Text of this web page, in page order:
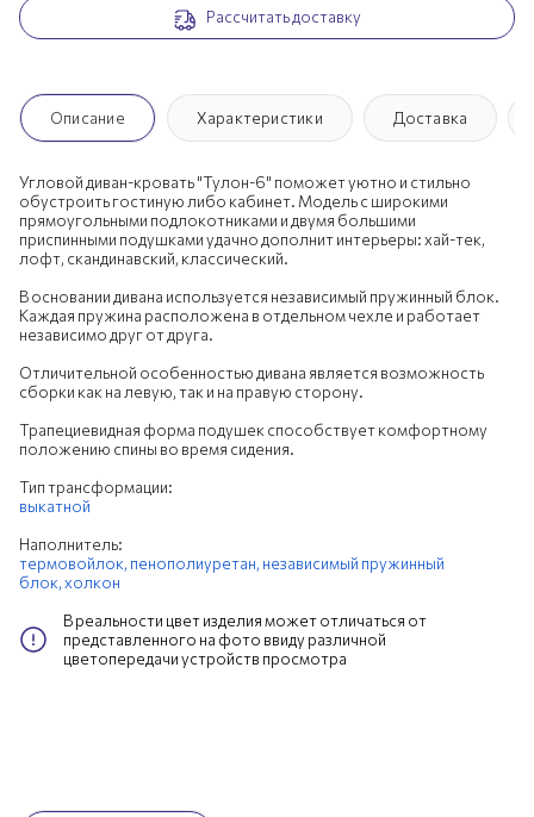
Рассчитать доставку
Описание Характеристики Доставка
Угловой диван-кровать "Тулон-6" поможет уютно и стильно
обустроить гостиную либо кабинет. Модель с широкими
прямоугольными подлокотниками и двумя большими
приспинными подушками удачно дополнит интерьеры: хай-тек,
лофт, скандинавский, классический.
В основании дивана используется независимый пружинный блок.
Каждая пружина расположена в отдельном чехле и работает
независимо друг от друга.
Отличительной особенностью дивана является возможность
сборки как на левую, так и на правую сторону.
Трапециевидная форма подушек способствует комфортному
положению спины во время сидения.
Тип трансформации:
выкатной
Наполнитель:
термовойлок, пенополиуретан, независимый пружинный
блок,холкон
В реальности цвет изделия может отличаться от
представленного на фото ввиду различной
цветопередачи устройств просмотра